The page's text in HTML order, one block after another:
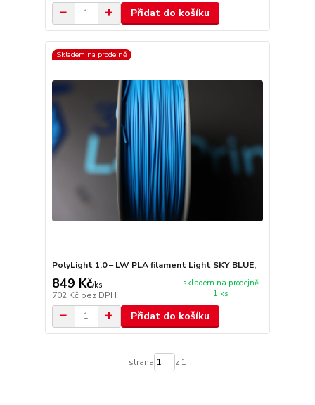
Přidat do košíku
Skladem na prodejně
PolyLight 1.0 – LW PLA filament Light SKY BLUE,
849 Kč/ks
702 Kč bez DPH
skladem na prodejně
1 ks
Přidat do košíku
strana z 1